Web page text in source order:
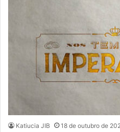
Katiucia JIB 18 de outubro de